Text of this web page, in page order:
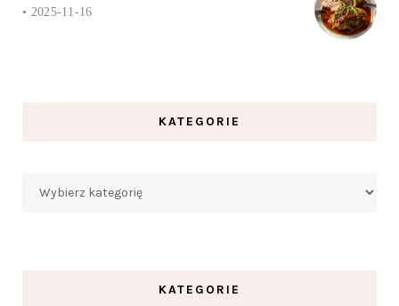
• 2025-11-16
KATEGORIE
KATEGORIE